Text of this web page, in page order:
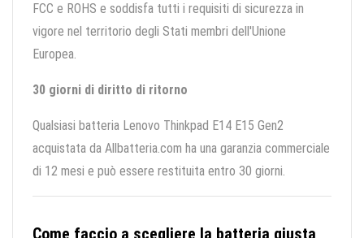
FCC e ROHS e soddisfa tutti i requisiti di sicurezza in
vigore nel territorio degli Stati membri dell'Unione
Europea.
30 giorni di diritto di ritorno
Qualsiasi batteria Lenovo Thinkpad E14 E15 Gen2
acquistata da Allbatteria.com ha una garanzia commerciale
di 12 mesi e può essere restituita entro 30 giorni.